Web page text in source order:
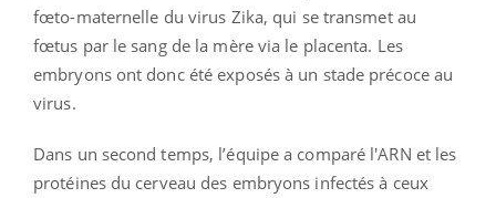
fœto-maternelle du virus Zika, qui se transmet au
fœtus par le sang de la mère via le placenta. Les
embryons ont donc été exposés à un stade précoce au
virus.
Dans un second temps, l’équipe a comparé l'ARN et les
protéines du cerveau des embryons infectés à ceux